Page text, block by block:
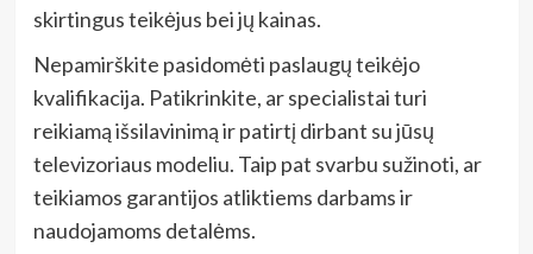
skirtingus teikėjus bei jų kainas.
Nepamirškite pasidomėti paslaugų teikėjo
kvalifikacija. Patikrinkite, ar specialistai turi
reikiamą išsilavinimą ir patirtį dirbant su jūsų
televizoriaus modeliu. Taip pat svarbu sužinoti, ar
teikiamos garantijos atliktiems darbams ir
naudojamoms detalėms.